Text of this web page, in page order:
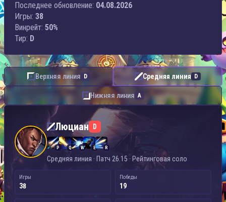
Последнее обновление: 04.08.2026
Игры: 38
Винрейт: 50%
Тир: D
Верхняя линия D Средняя линия D
Нижняя линия A
Люциан — Средняя линия
Люциан D
P Q W E R
Средняя линия · Патч 26.15 · Рейтинговая соло
Игры
38
Победы
19